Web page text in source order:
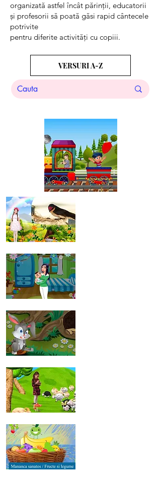
organizată astfel încât părinții, educatorii
și profesorii să poată găsi rapid cântecele
potrivite
pentru diferite activități cu copiii.
VERSURI A-Z